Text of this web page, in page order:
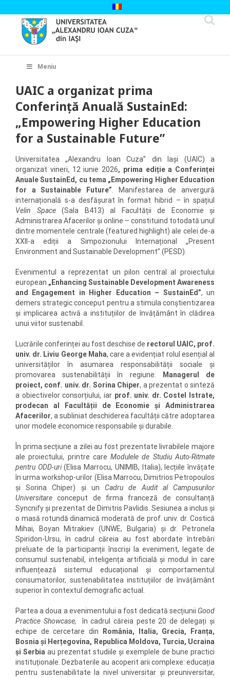
to
content
Meniu
UAIC a organizat prima
Conferință Anuală SustainEd:
„Empowering Higher Education
for a Sustainable Future”
Universitatea „Alexandru Ioan Cuza” din Iași (UAIC) a
organizat vineri, 12 iunie 2026, prima ediție a Conferinței
Anuale SustainEd, cu tema „Empowering Higher Education
for a Sustainable Future” . Manifestarea de anvergură
internațională s-a desfășurat în format hibrid – în spațiul
Velin Space(Sala B413) al Facultății de Economie și
Administrarea Afacerilor și online – constituind totodată unul
dintre momentele centrale (featured highlight) ale celei de-a
XXII-a ediții a Simpozionului Internațional „Present
Environment and Sustainable Development” (PESD).
Evenimentul a reprezentat un pilon central al proiectului
european „Enhancing Sustainable Development Awareness
and Engagement in Higher Education – SustainEd”, un
demers strategic conceput pentru a stimula conștientizarea
și implicarea activă a instituțiilor de învățământ în clădirea
unui viitor sustenabil.
Lucrările conferinței au fost deschise de rectorul UAIC, prof.
univ. dr. Liviu George Maha, care a evidențiat rolul esențial al
universităților în asumarea responsabilității sociale și
promovarea sustenabilității în regiune.
Managerul de
proiect, conf. univ. dr. Sorina Chiper, a prezentat o sinteză
a obiectivelor consorțiului, iar prof. univ. dr. Costel Istrate,
prodecan al Facultății de Economie și Administrarea
Afacerilor, a subliniat deschiderea facultății către adoptarea
unor modele economice responsabile și durabile.
În prima secțiune a zilei au fost prezentate livrabilele majore
ale proiectului, printre careModulele de Studiu Auto-Ritmate
pentru ODD-uri(Elisa Marrocu, UNIMIB, Italia), lecțiile învățate
în urma workshop-urilor (Elisa Marrocu, Dimitrios Petropoulos
și Sorina Chiper) și un Cadru de Audit al Campusurilor
Universitare conceput de firma franceză de consultanță
Syncnify și prezentat de Dimitris Pavlidis. Sesiunea a inclus și
o masă rotundă dinamică moderată de prof. univ. dr. Costică
Mihai, Boyan Mitrakiev (UNWE, Bulgaria) și dr. Petronela
Spiridon-Ursu, în cadrul căreia au fost abordate întrebări
preluate de la participanții înscriși la eveniment, legate de
consumul sustenabil, inteligența artificială și modul în care
influențează sistemul educațional și comportamentul
consumatorilor, sustenabilitatea instituțiilor de învățământ
superior în contextul demografic actual.
Partea a doua a evenimentului a fost dedicată secțiunii Good
Practice Showcase,în cadrul căreia peste 20 de delegați și
echipe de cercetare din
România, Italia, Grecia, Franța,
Bosnia și Herțegovina, Republica Moldova, Turcia, Ucraina
și Serbia au prezentat studiile și exemplele de bune practici
instituționale. Dezbaterile au acoperit arii complexe: educația
pentru sustenabilitate la nivel universitar și preuniversitar,